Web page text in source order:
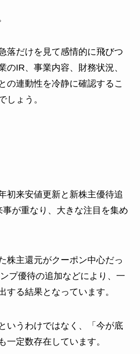
落だけを見て感情的に飛びつ
のIR、事業内容、財務状況、
の連動性を冷静に確認するこ
しょう。
初来安値更新と新株主優待追
が重なり、大きな注目を集め
株主還元がクーポン中心だっ
プ優待の追加などにより、一
する結果となっています。
いうわけではなく、「今が底
一定数存在しています。